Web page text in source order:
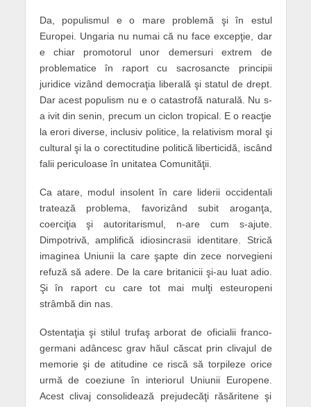
Da, populismul e o mare problemă şi în estul
Europei. Ungaria nu numai că nu face excepţie, dar
e chiar promotorul unor demersuri extrem de
problematice în raport cu sacrosancte principii
juridice vizând democraţia liberală şi statul de drept.
Dar acest populism nu e o catastrofă naturală. Nu s-
a ivit din senin, precum un ciclon tropical. E o reacţie
la erori diverse, inclusiv politice, la relativism moral şi
cultural şi la o corectitudine politică liberticidă, iscând
falii periculoase în unitatea Comunităţii.
Ca atare, modul insolent în care liderii occidentali
tratează problema, favorizând subit aroganţa,
coerciţia şi autoritarismul, n-are cum s-ajute.
Dimpotrivă, amplifică idiosincrasii identitare. Strică
imaginea Uniunii la care şapte din zece norvegieni
refuză să adere. De la care britanicii şi-au luat adio.
Şi în raport cu care tot mai mulţi esteuropeni
strâmbă din nas.
Ostentaţia şi stilul trufaş arborat de oficialii franco-
germani adâncesc grav hăul căscat prin clivajul de
memorie şi de atitudine ce riscă să torpileze orice
urmă de coeziune în interiorul Uniunii Europene.
Acest clivaj consolidează prejudecăţi răsăritene şi